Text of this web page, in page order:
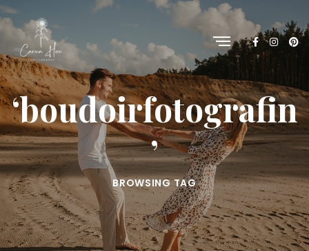
‘boudoirfotografin
’
BROWSING TAG